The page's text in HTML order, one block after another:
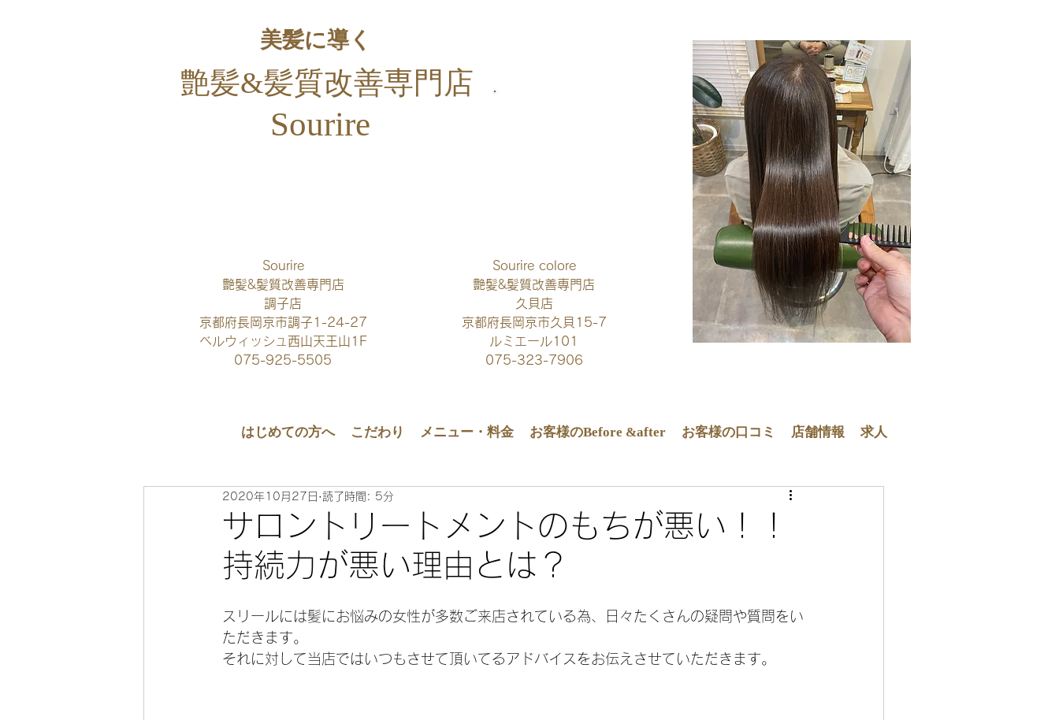
美髪に導く
艶髪&髪質改善専門店
Sourire
Sourire
艶髪&髪質改善専門店
調子店
京都府長岡京市調子1-24-27
​ベルウィッシュ西山天王山1F
075-925-5505
Sourire colore
艶髪&髪質改善専門店
久貝店​
京都府長岡京市久貝15-7
​ルミエール101
075-323-7906
はじめての方へ こだわり メニュー・料金 お客様のBefore &after お客様の口コミ 店舗情報 求人
サロントリートメントのもちが悪い！！
持続力が悪い理由とは？
2020年10月27日 読了時間: 5分
スリールには髪にお悩みの女性が多数ご来店されている為、日々たくさんの疑問や質問をい
ただきます。
それに対して当店ではいつもさせて頂いてるアドバイスをお伝えさせていただきます。